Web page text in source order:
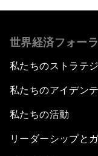
世界経済フォー
私たちのストラテ
私たちのアイデン
私たちの活動
リーダーシップと